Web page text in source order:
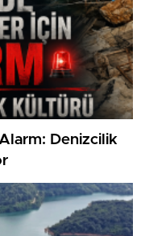
Denizcilik